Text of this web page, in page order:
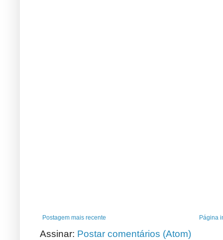
Postagem mais recente Página
Assinar: Postar comentários (Atom)